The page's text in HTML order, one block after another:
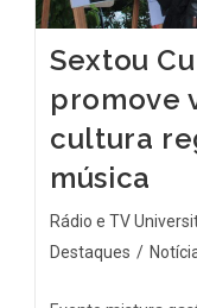
Sextou
promove
cultura
música
Rádio e TV
Destaques /